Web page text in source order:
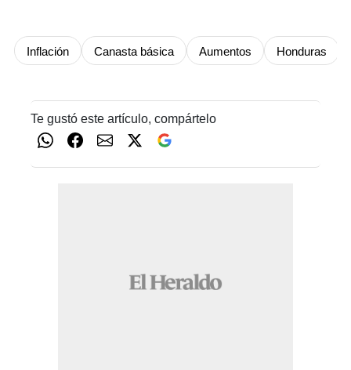
Inflación Canasta básica Aumentos Honduras
Te gustó este artículo, compártelo